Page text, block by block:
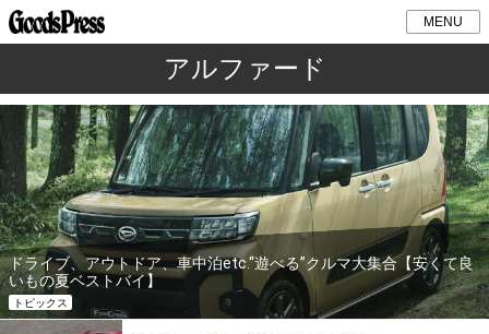
MENU
アルファード
ドライブ、アウトドア、車中泊etc.“遊べる”クルマ大集合【安くて良
いもの夏ベストバイ】
トピックス